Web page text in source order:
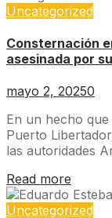
Uncategorized
Consternación
asesinada por
mayo 2, 20250
En un hecho
Puerto
las autoridades
Read more
Uncategorized